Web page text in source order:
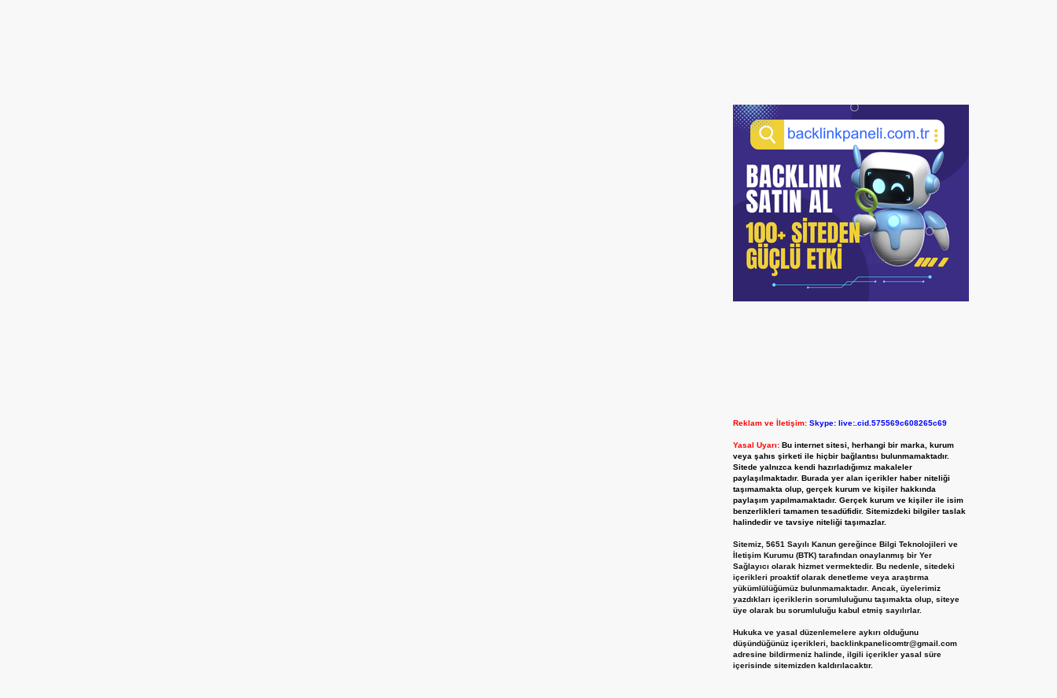
Reklam ve İletişim: Skype: live:.cid.575569c608265c69
Yasal Uyarı: Bu internet sitesi, herhangi bir marka, kurum
veya şahıs şirketi ile hiçbir bağlantısı bulunmamaktadır.
Sitede yalnızca kendi hazırladığımız makaleler
paylaşılmaktadır. Burada yer alan içerikler haber niteliği
taşımamakta olup, gerçek kurum ve kişiler hakkında
paylaşım yapılmamaktadır. Gerçek kurum ve kişiler ile isim
benzerlikleri tamamen tesadüfidir. Sitemizdeki bilgiler taslak
halindedir ve tavsiye niteliği taşımazlar.
Sitemiz, 5651 Sayılı Kanun gereğince Bilgi Teknolojileri ve
İletişim Kurumu (BTK) tarafından onaylanmış bir Yer
Sağlayıcı olarak hizmet vermektedir. Bu nedenle, sitedeki
içerikleri proaktif olarak denetleme veya araştırma
yükümlülüğümüz bulunmamaktadır. Ancak, üyelerimiz
yazdıkları içeriklerin sorumluluğunu taşımakta olup, siteye
üye olarak bu sorumluluğu kabul etmiş sayılırlar.
Hukuka ve yasal düzenlemelere aykırı olduğunu
düşündüğünüz içerikleri, backlinkpanelicomtr@gmail.com
adresine bildirmeniz halinde, ilgili içerikler yasal süre
içerisinde sitemizden kaldırılacaktır.